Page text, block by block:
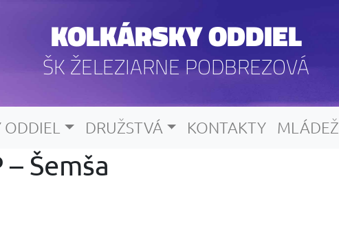
KOLKÁRSKY ODDIEL
ŠK ŽELEZIARNE PODBREZOVÁ
DRUŽSTVÁ KONTAKTY MLÁDEŽ
Šemša